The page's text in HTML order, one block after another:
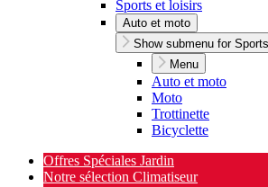
Sports et loisirs
Auto et moto
Show submenu for
Menu
Auto et moto
Moto
Trottinette
Bicyclette
Offres Spéciales Jardin
Notre sélection Climatiseur